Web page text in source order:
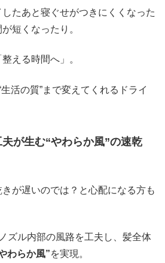
たあと寝ぐせがつきにくくなった
短くなったり。
える時間へ」。
活の質”まで変えてくれるドライ
が生む“やわらか風”の速乾
きが遅いのでは？と心配になる方も
ズル内部の風路を工夫し、髪全体
わらか風”を実現。